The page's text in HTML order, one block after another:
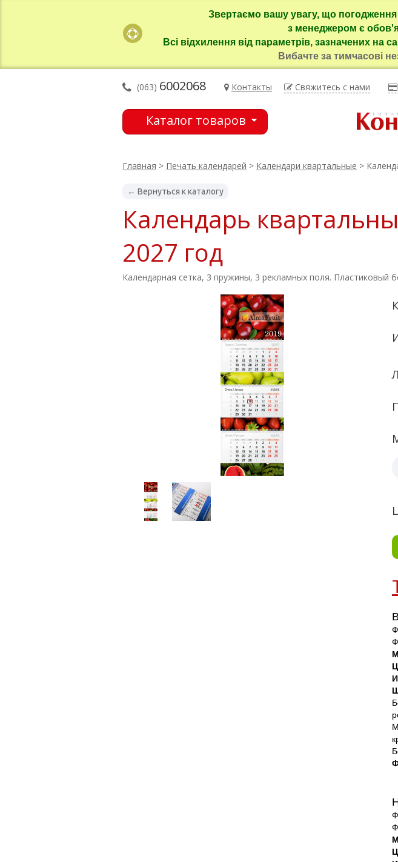
Звертаємо вашу увагу, що
з менеджером є
Всі відхилення від параметрів, зазначених на
Вибачте за тимчасові
(063) 6002068 Контакты Свяжитесь с нами
Каталог товаров
Главная > Печать календарей > Календари квартальные >
← Вернуться к каталогу
Календарь
2027 год
Календарная сетка, 3 пружины, 3 рекламных поля. Пластиковый